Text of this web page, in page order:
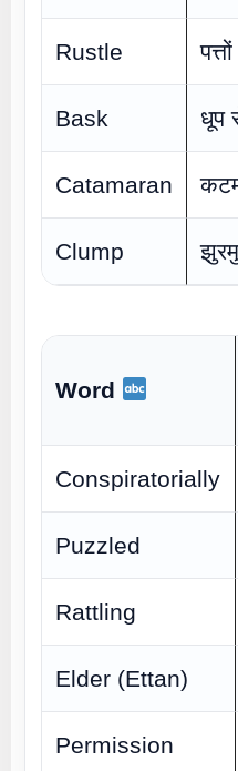
Rustle
Bask धूप
Catamaran
Clump
Word
Conspiratorially
Puzzled
Rattling
Elder (Ettan)
Permission